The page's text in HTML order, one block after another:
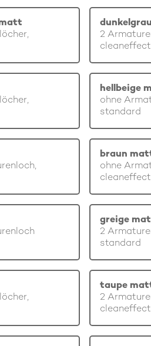
2
cleaneffect
hellbeige
ohne
standard
braun
ohne
cleaneffect
greige
2
standard
taupe
2
cleaneffect